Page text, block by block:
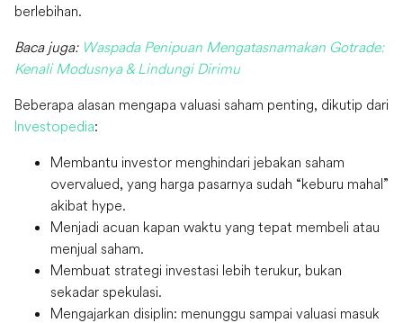
berlebihan.
Baca juga: Waspada Penipuan Mengatasnamakan Gotrade:
Kenali Modusnya & Lindungi Dirimu
Beberapa alasan mengapa valuasi saham penting, dikutip dari
Investopedia:
Membantu investor menghindari jebakan saham
overvalued, yang harga pasarnya sudah “keburu mahal”
akibat hype.
Menjadi acuan kapan waktu yang tepat membeli atau
menjual saham.
Membuat strategi investasi lebih terukur, bukan
sekadar spekulasi.
Mengajarkan disiplin: menunggu sampai valuasi masuk